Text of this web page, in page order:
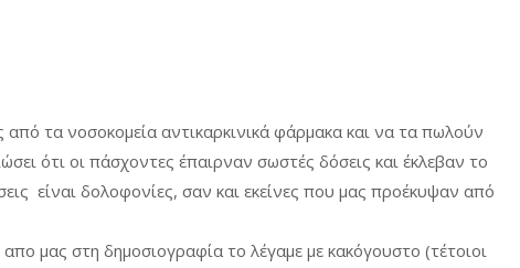
τα νοσοκομεία αντικαρκινικά φάρμακα και να τα πωλούν
ότι οι πάσχοντες έπαιρναν σωστές δόσεις και έκλεβαν το
είναι δολοφονίες, σαν και εκείνες που μας προέκυψαν από
μας στη δημοσιογραφία το λέγαμε με κακόγουστο (τέτοιοι